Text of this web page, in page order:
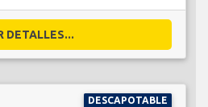
DETALLES...
DESCAPOTABLE